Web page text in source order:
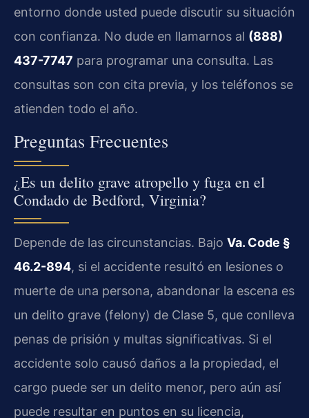
entorno donde usted puede discutir su situación
con confianza. No dude en llamarnos al (888)
437-7747 para programar una consulta. Las
consultas son con cita previa, y los teléfonos se
atienden todo el año.
Preguntas Frecuentes
¿Es un delito grave atropello y fuga en el
Condado de Bedford, Virginia?
Depende de las circunstancias. Bajo Va. Code §
46.2-894, si el accidente resultó en lesiones o
muerte de una persona, abandonar la escena es
un delito grave (felony) de Clase 5, que conlleva
penas de prisión y multas significativas. Si el
accidente solo causó daños a la propiedad, el
cargo puede ser un delito menor, pero aún así
puede resultar en puntos en su licencia,